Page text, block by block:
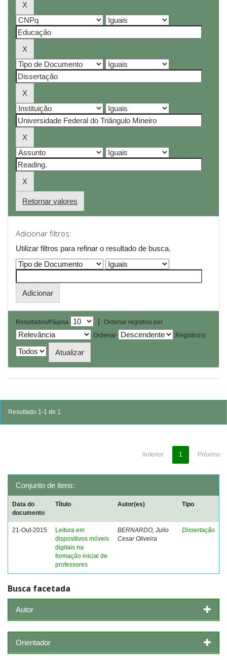
Retornar valores
Adicionar filtros:
Utilizar filtros para refinar o resultado de busca.
Resultados/Página |
Ordenar registros por
Ordenar
Registro(s)
Resultado 1-1 de 1.
Anterior 1 Próximo
Conjunto de itens:
Data do
documento
Título Autor(es) Tipo
21-Out-2015
Leitura em
dispositivos móveis
digitais na
formação inicial de
professores
BERNARDO, Julio
Cesar Oliveira
Dissertação
Busca facetada
Autor
Orientador